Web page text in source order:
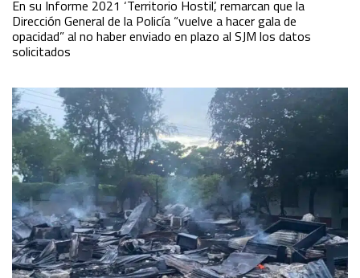
En su Informe 2021 ‘Territorio Hostil’, remarcan que la
Dirección General de la Policía “vuelve a hacer gala de
opacidad” al no haber enviado en plazo al SJM los datos
solicitados